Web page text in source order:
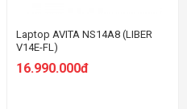
Laptop AVITA NS14A8 (LIBER
V14E-FL)
16.990.000đ